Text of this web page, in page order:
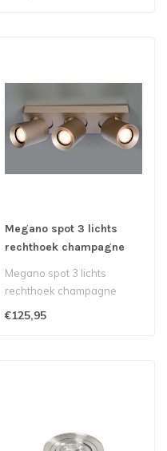
Megano spot 3 lichts
rechthoek champagne
Megano spot 3 lichts
rechthoek champagne
€125,95